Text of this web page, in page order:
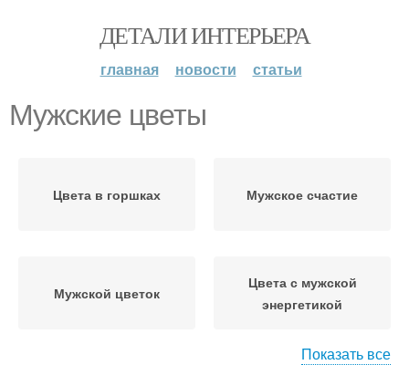
ДЕТАЛИ ИНТЕРЬЕРА
главная новости статьи
Мужские цветы
Цвета в горшках Мужское счастие
Мужской цветок
Цвета с мужской
энергетикой
Показать все